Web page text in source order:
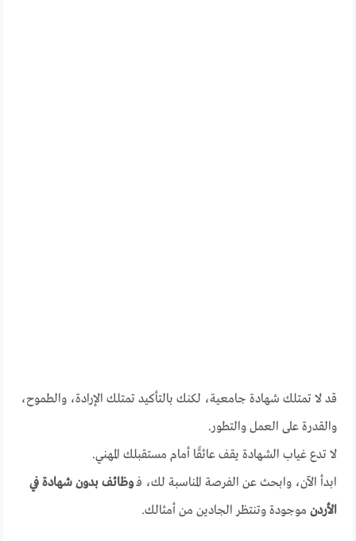
قد لا تمتلك شهادة جامعية، لكنك بالتأكيد تمتلك الإرادة، والطموح،
والقدرة على العمل والتطور.
لا تدع غياب الشهادة يقف عائقًا أمام مستقبلك المهني.
ابدأ الآن، وابحث عن الفرصة المناسبة لك، فـوظائف بدون شهادة في
الأردن موجودة وتنتظر الجادين من أمثالك.